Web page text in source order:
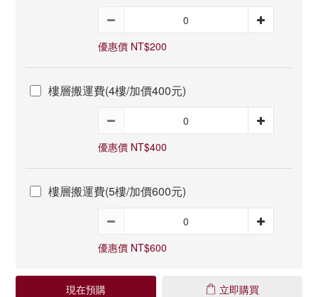
優惠價 NT$200
樓層搬運費(4樓/加價400元)
優惠價 NT$400
樓層搬運費(5樓/加價600元)
優惠價 NT$600
現在預購 立即購買